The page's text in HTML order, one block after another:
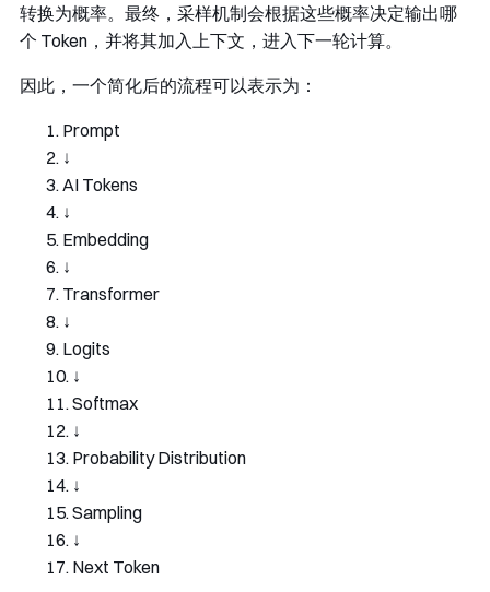
转换为概率。最终，采样机制会根据这些概率决定输出哪
个 Token，并将其加入上下文，进入下一轮计算。
因此，一个简化后的流程可以表示为：
Prompt
↓
AI Tokens
↓
Embedding
↓
Transformer
↓
Logits
↓
Softmax
↓
Probability Distribution
↓
Sampling
↓
Next Token